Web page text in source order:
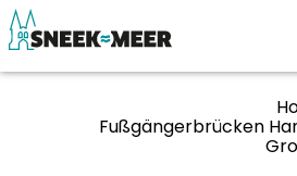
Fußgängerbrücken